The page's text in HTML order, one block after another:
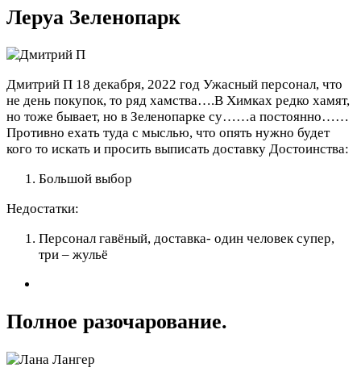
Леруа Зеленопарк
Дмитрий П 18 декабря, 2022 год Ужасный персонал, что
не день покупок, то ряд хамства….В Химках редко хамят,
но тоже бывает, но в Зеленопарке су……а постоянно……
Противно ехать туда с мыслью, что опять нужно будет
кого то искать и просить выписать доставку Достоинства:
Большой выбор
Недостатки:
Персонал гавёный, доставка- один человек супер,
три – жульё
Полное разочарование.